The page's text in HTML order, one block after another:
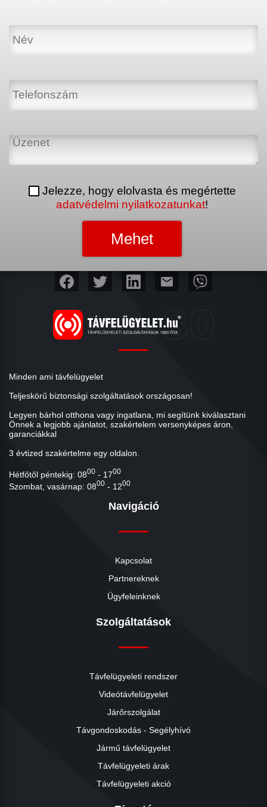
Jelezze, hogy elolvasta és megértette
adatvédelmi nyilatkozatunkat!
mail
Minden ami távfelügyelet
Teljeskörű biztonsági szolgáltatások országosan!
Legyen bárhol otthona vagy ingatlana, mi segítünk kiválasztani
Önnek a legjobb ajánlatot, szakértelem versenyképes áron,
garanciákkal
3 évtized szakértelme egy oldalon.
Hétfőtől péntekig: 0800 - 1700
Szombat, vasárnap: 0800 - 1200
Navigáció
Kapcsolat
Partnereknek
Ügyfeleinknek
Szolgáltatások
Távfelügyeleti rendszer
Videótávfelügyelet
Járőrszolgálat
Távgondoskodás - Segélyhívó
Jármű távfelügyelet
Távfelügyeleti árak
Távfelügyeleti akció